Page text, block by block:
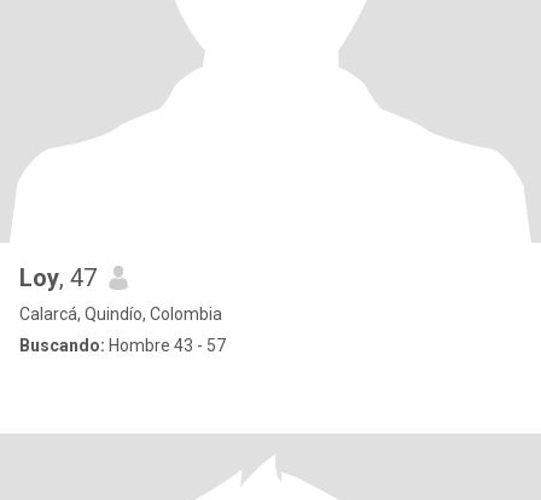
Loy, 47
Calarcá, Quindío, Colombia
Buscando: Hombre 43 - 57